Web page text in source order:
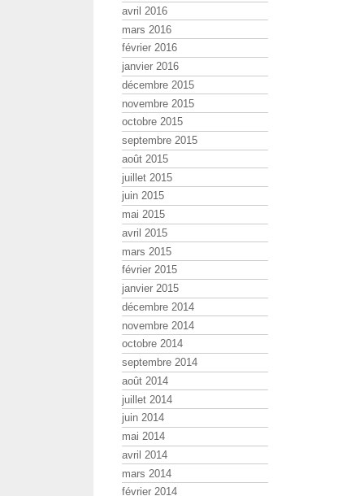
avril 2016
mars 2016
février 2016
janvier 2016
décembre 2015
novembre 2015
octobre 2015
septembre 2015
août 2015
juillet 2015
juin 2015
mai 2015
avril 2015
mars 2015
février 2015
janvier 2015
décembre 2014
novembre 2014
octobre 2014
septembre 2014
août 2014
juillet 2014
juin 2014
mai 2014
avril 2014
mars 2014
février 2014